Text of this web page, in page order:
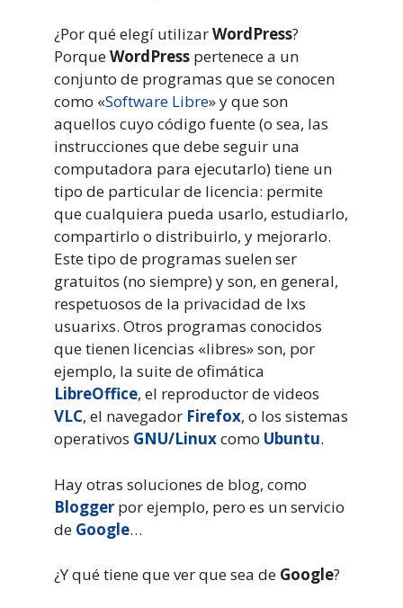
¿Por qué elegí utilizarWordPress?
PorqueWordPress pertenece a un
conjunto de programas que se conocen
como «Software Libre» y que son
aquellos cuyo código fuente (o sea, las
instrucciones que debe seguir una
computadora para ejecutarlo) tiene un
tipo de particular de licencia: permite
que cualquiera pueda usarlo, estudiarlo,
compartirlo o distribuirlo, y mejorarlo.
Este tipo de programas suelen ser
gratuitos (no siempre) y son, en general,
respetuosos de la privacidad de lxs
usuarixs. Otros programas conocidos
que tienen licencias «libres» son, por
ejemplo, la suite de ofimática
LibreOffice, el reproductor de videos
VLC, el navegador Firefox, o los sistemas
operativos GNU/Linuxcomo Ubuntu.
Hay otras soluciones de blog, como
Blogger por ejemplo, pero es un servicio
de Google…
¿Y qué tiene que ver que sea de Google?